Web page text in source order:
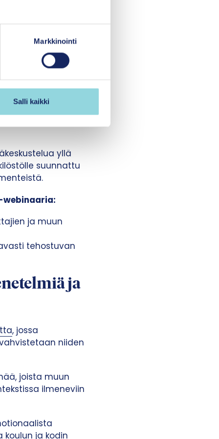
Markkinointi
Salli kaikki
ajan
(Positive
menetelmien
MTSS)
sosiaalisiin
jotka tukisivat
tavoitteita entistä
yllä
suunnattu
ja muun
tehostuvan
ja
, jossa
niiden
joista muun
ilmeneviin
ja kodin